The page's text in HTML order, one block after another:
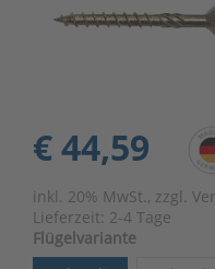
€ 44,59
inkl. 20% MwSt., zzgl.
Lieferzeit: 2-4 Tage
Flügelvariante